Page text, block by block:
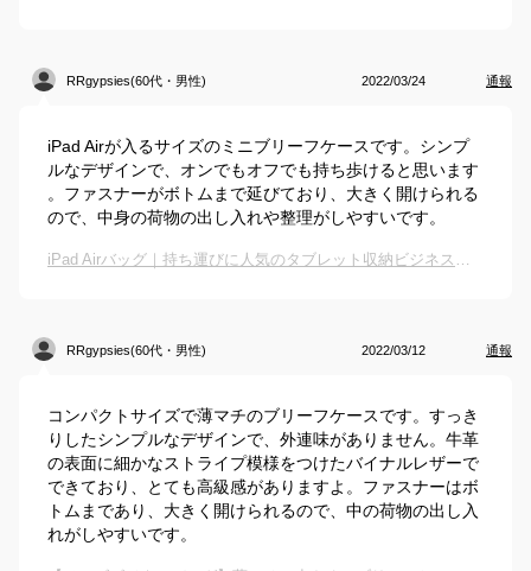
RRgypsies(60代・男性) 2022/03/24 通報
iPad Airが入るサイズのミニブリーフケースです。シンプ
ルなデザインで、オンでもオフでも持ち歩けると思います
。ファスナーがボトムまで延びており、大きく開けられる
ので、中身の荷物の出し入れや整理がしやすいです。
iPad Airバッグ｜持ち運びに人気のタブレット収納ビジネスカバンのおすすめは？
RRgypsies(60代・男性) 2022/03/12 通報
コンパクトサイズで薄マチのブリーフケースです。すっき
りしたシンプルなデザインで、外連味がありません。牛革
の表面に細かなストライプ模様をつけたバイナルレザーで
できており、とても高級感がありますよ。ファスナーはボ
トムまであり、大きく開けられるので、中の荷物の出し入
れがしやすいです。